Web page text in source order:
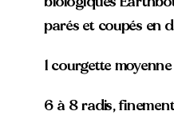
parés et coupés en
1 courgette moyenne
6 à 8 radis,